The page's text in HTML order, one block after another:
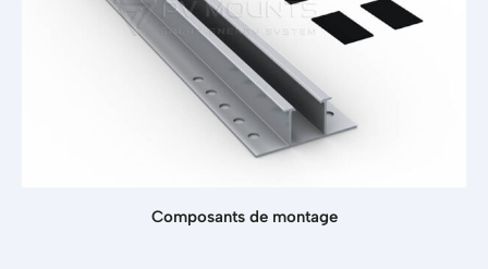
Composants de montage